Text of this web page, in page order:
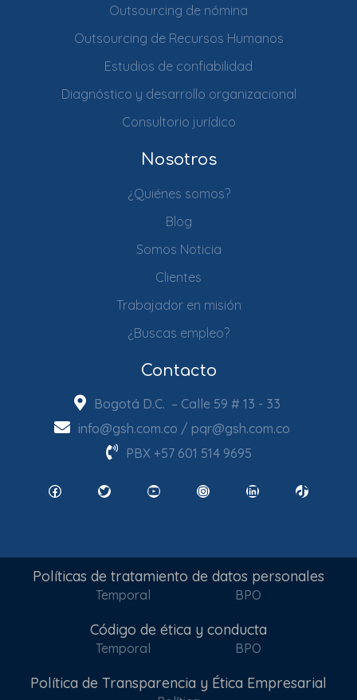
Outsourcing de nómina
Outsourcing de Recursos Humanos
Estudios de confiabilidad
Diagnóstico y desarrollo organizacional
Consultorio jurídico
Nosotros
¿Quiénes somos?
Blog
Somos Noticia
Clientes
Trabajador en misión
¿Buscas empleo?
Contacto
Bogotá D.C. – Calle 59 # 13 - 33
info@gsh.com.co / pqr@gsh.com.co
PBX +57 601 514 9695
FacebookTwitter YouTube InstagramLinkedIn TikTok
Políticas de tratamiento de datos personales
Temporal BPO
Código de ética y conducta
Temporal BPO
Política de Transparencia y Ética Empresarial